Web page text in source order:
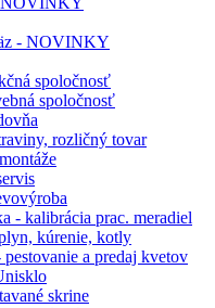
- NOVINKY
spoločnosť
spoločnosť
rozličný tovar
- kalibrácia prac. meradiel
kúrenie, kotly
a predaj kvetov
skrine